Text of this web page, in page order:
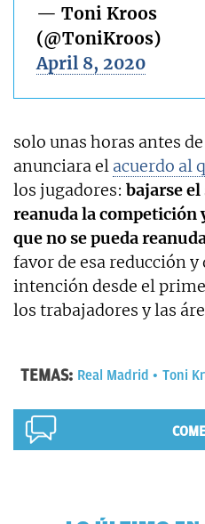
— Toni Kroos
(@ToniKroos)
April 8, 2020
solo unas horas antes
anunciara el acuerdo al
los jugadores: bajarse el
reanuda la competición
que no se pueda
favor de esa reducción y
intención desde el
los trabajadores y las
TEMAS: Real Madrid Toni